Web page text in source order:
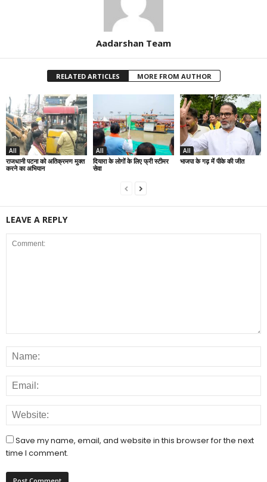
Aadarshan Team
RELATED ARTICLES MORE FROM AUTHOR
All
राजधानी पटना को अतिक्रमण मुक्त
करने का अभियान
All
दियारा के लोगों के लिए फ्री स्टीमर
सेवा
All
भाजपा के गढ़ में पीके की जीत
LEAVE A REPLY
Save my name, email, and website in this browser for the next
time I comment.